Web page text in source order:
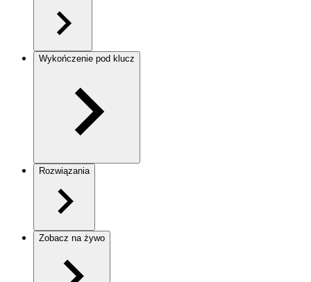
Wykończenie pod klucz
Rozwiązania
Zobacz na żywo